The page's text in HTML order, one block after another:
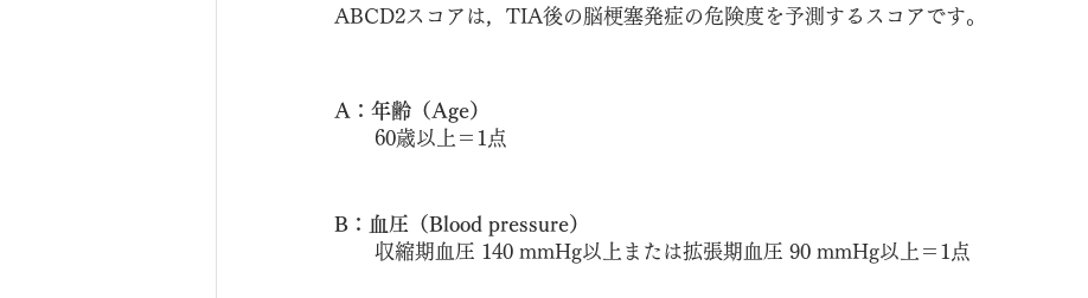
ABCD2スコアは，TIA後の脳梗塞発症の危険度を予測するスコアです。
A：年齢（Age）
60歳以上＝1点
B：血圧（Blood pressure）
収縮期血圧 140 mmHg以上または拡張期血圧 90 mmHg以上＝1点